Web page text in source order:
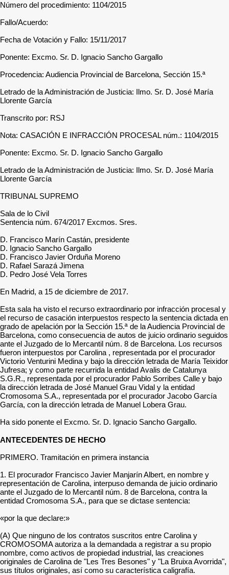
Número del procedimiento: 1104/2015
Fallo/Acuerdo:
Fecha de Votación y Fallo: 15/11/2017
Ponente: Excmo. Sr. D. Ignacio Sancho Gargallo
Procedencia: Audiencia Provincial de Barcelona, Sección 15.ª
Letrado de la Administración de Justicia: Ilmo. Sr. D. José María
Llorente García
Transcrito por: RSJ
Nota: CASACIÓN E INFRACCIÓN PROCESAL núm.: 1104/2015
Ponente: Excmo. Sr. D. Ignacio Sancho Gargallo
Letrado de la Administración de Justicia: Ilmo. Sr. D. José María
Llorente García
TRIBUNAL SUPREMO
Sala de lo Civil
Sentencia núm. 674/2017 Excmos. Sres.
D. Francisco Marín Castán, presidente
D. Ignacio Sancho Gargallo
D. Francisco Javier Orduña Moreno
D. Rafael Sarazá Jimena
D. Pedro José Vela Torres
En Madrid, a 15 de diciembre de 2017.
Esta sala ha visto el recurso extraordinario por infracción procesal y
el recurso de casación interpuestos respecto la sentencia dictada en
grado de apelación por la Sección 15.ª de la Audiencia Provincial de
Barcelona, como consecuencia de autos de juicio ordinario seguidos
ante el Juzgado de lo Mercantil núm. 8 de Barcelona. Los recursos
fueron interpuestos por Carolina , representada por el procurador
Victorio Venturini Medina y bajo la dirección letrada de María Teixidor
Jufresa; y como parte recurrida la entidad Avalis de Catalunya
S.G.R., representada por el procurador Pablo Sorribes Calle y bajo
la dirección letrada de José Manuel Grau Vidal y la entidad
Cromosoma S.A., representada por el procurador Jacobo García
García, con la dirección letrada de Manuel Lobera Grau.
Ha sido ponente el Excmo. Sr. D. Ignacio Sancho Gargallo.
ANTECEDENTES DE HECHO
PRIMERO. Tramitación en primera instancia
1. El procurador Francisco Javier Manjarín Albert, en nombre y
representación de Carolina, interpuso demanda de juicio ordinario
ante el Juzgado de lo Mercantil núm. 8 de Barcelona, contra la
entidad Cromosoma S.A., para que se dictase sentencia:
«por la que declare:»
(A) Que ninguno de los contratos suscritos entre Carolina y
CROMOSOMA autoriza a la demandada a registrar a su propio
nombre, como activos de propiedad industrial, las creaciones
originales de Carolina de "Les Tres Besones" y "La Bruixa Avorrida",
sus títulos originales, así como su característica caligrafía.